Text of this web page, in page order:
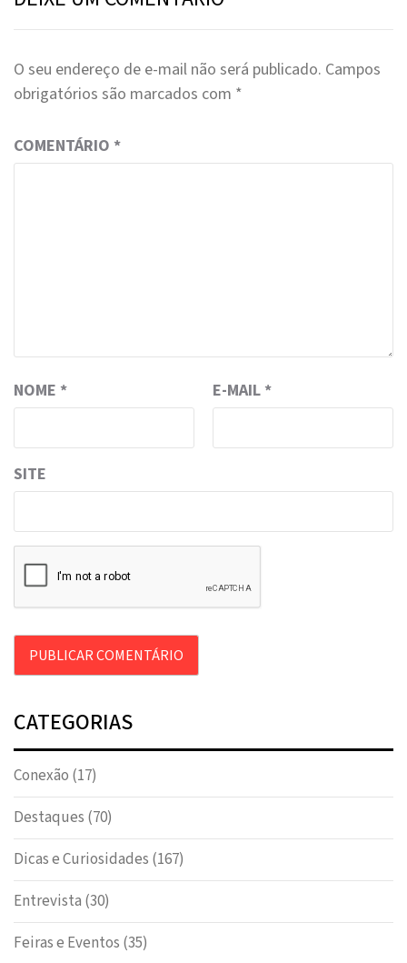
O seu endereço de e-mail não será publicado. Campos
obrigatórios são marcados com *
COMENTÁRIO *
NOME * E-MAIL *
SITE
CATEGORIAS
Conexão (17)
Destaques (70)
Dicas e Curiosidades (167)
Entrevista (30)
Feiras e Eventos (35)